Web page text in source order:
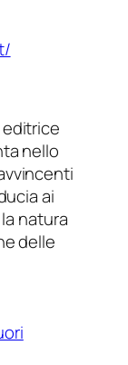
nello
ai
natura
delle